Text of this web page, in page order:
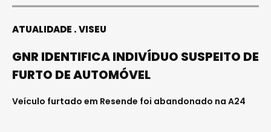
ATUALIDADE VISEU
GNR IDENTIFICA INDIVÍDUO SUSPEITO DE
FURTO DE AUTOMÓVEL
Veículo furtado em Resende foi abandonado na A24